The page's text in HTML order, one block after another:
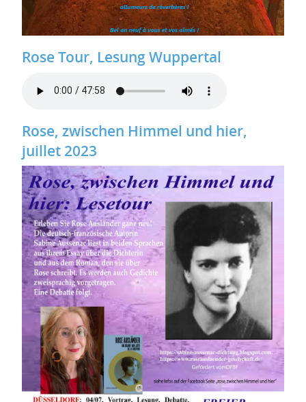
Rose Tour, Lesung Wuppertal
Rose, zwischen Himmel und hier,
juillet 2023